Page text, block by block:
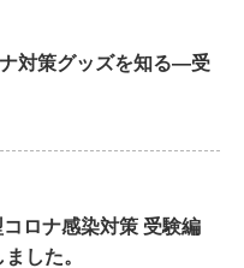
ナ対策グッズを知る―受
ロナ感染対策 受験編
した。